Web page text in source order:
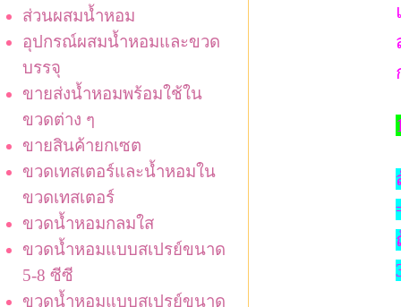
ส่วนผสมน้ำหอม
อุปกรณ์ผสมน้ำหอมและขวด
บรรจุ
ขายส่งน้ำหอมพร้อมใช้ใน
ขวดต่าง ๆ
ขายสินค้ายกเซต
ขวดเทสเตอร์และน้ำหอมใน
ขวดเทสเตอร์
ขวดน้ำหอมกลมใส
ขวดน้ำหอมแบบสเปรย์ขนาด
5-8 ซีซี
ขวดน้ำหอมแบบสเปรย์ขนาด